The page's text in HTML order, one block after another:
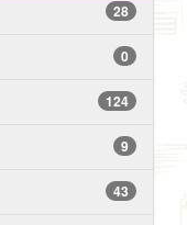
28
0
124
9
43